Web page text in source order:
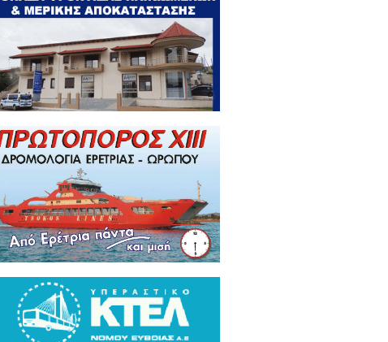
Μετά την Χαλκίδα έμεινε χωρίς νερό
και το Βασιλικό λόγω ξανά νέας
έκτακτης βλάβης...
Ζωή Κωνσταντοπούλου για σκάνδαλο
υποκλοπών: «Να κληθεί ο Εισαγγελέας
του Αρείου Πάγου Κ. Τζαβέλλας στην
Επιτροπή Θεσμών και Διαφάνειας της
Βουλής»
Τουρκικά ΜΜΕ: Συναγερμός και
τρόμος σε Ελλάδα και Ισραήλ για τον
νέο Τουρκικό υπερσύχρονο βαλιστικό
πύραυλο με βεληνεκές 6.000 χιλιομέτρα
(ΦΩΤΟ & ΒΙΝΤΕΟ)
Βάκα Gate: Την περίμεναν στη
συνεδρίαση λογοδοσίας και αυτή
μοίραζε μετάλλια και έβλεπε τον
Παναθηναϊκό στο μπάσκετ / Τα άδεια
έδρανα της ξεφτίλας! (ΦΩΤΟ)